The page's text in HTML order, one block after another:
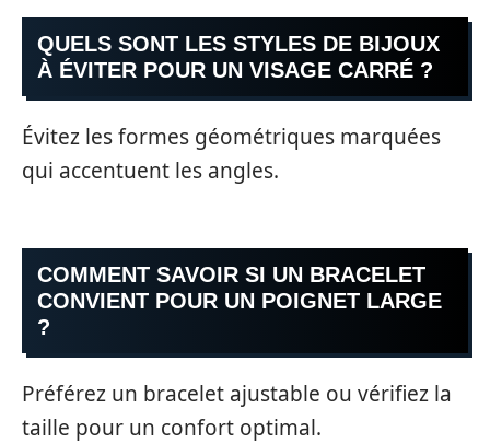
QUELS SONT LES STYLES DE BIJOUX
À ÉVITER POUR UN VISAGE CARRÉ ?
Évitez les formes géométriques marquées
qui accentuent les angles.
COMMENT SAVOIR SI UN BRACELET
CONVIENT POUR UN POIGNET LARGE
?
Préférez un bracelet ajustable ou vérifiez la
taille pour un confort optimal.